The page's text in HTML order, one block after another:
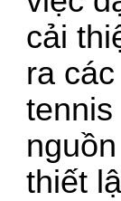
cải
ra
thiết